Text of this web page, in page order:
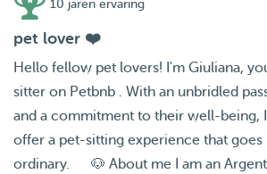
10 jaren ervaring
pet lover ❤️
Hello fellow pet lovers! I'm Giuliana,
sitter on Petbnb . With an unbridled
and a commitment to their well-being,
offer a pet-sitting experience that goes
ordinary. 🐶 About me I am an